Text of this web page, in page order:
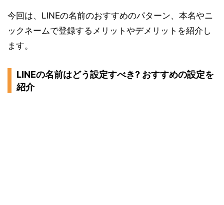
今回は、LINEの名前のおすすめのパターン、本名やニ
ックネームで登録するメリットやデメリットを紹介し
ます。
LINEの名前はどう設定すべき? おすすめの設定を
紹介